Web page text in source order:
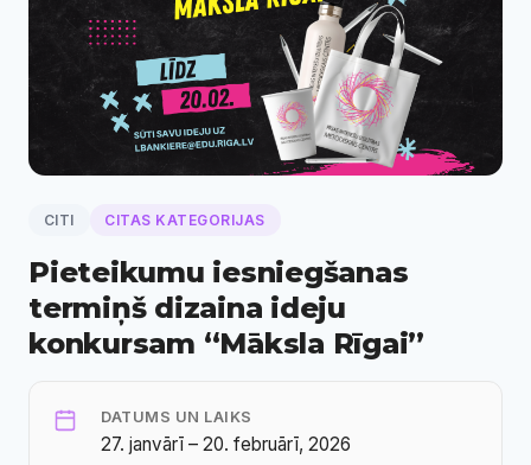
CITI CITAS KATEGORIJAS
Pieteikumu iesniegšanas
termiņš dizaina ideju
konkursam “Māksla Rīgai”
DATUMS UN LAIKS
27. janvārī – 20. februārī, 2026